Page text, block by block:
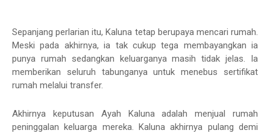
Sepanjang perlarian itu, Kaluna tetap berupaya mencari rumah.
Meski pada akhirnya, ia tak cukup tega membayangkan ia
punya rumah sedangkan keluarganya masih tidak jelas. Ia
memberikan seluruh tabunganya untuk menebus sertifikat
rumah melalui transfer.
Akhirnya keputusan Ayah Kaluna adalah menjual rumah
peninggalan keluarga mereka. Kaluna akhirnya pulang demi